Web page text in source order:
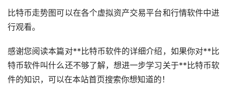
比特币走势图可以在各个虚拟资产交易平台和行情软件中进
行观看。
感谢您阅读本篇对**比特币软件的详细介绍，如果你对**比
特币软件叫什么还不够了解，想进一步学习关于**比特币软
件的知识，可以在本站首页搜索你想知道的！